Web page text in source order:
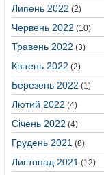
Липень 2022 (2)
Червень 2022 (10)
Травень 2022 (3)
Квітень 2022 (2)
Березень 2022 (1)
Лютий 2022 (4)
Січень 2022 (4)
Грудень 2021 (8)
Листопад 2021 (12)